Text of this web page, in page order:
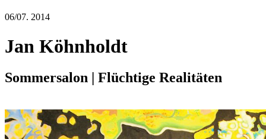
06/07. 2014
Jan Köhnholdt
Sommersalon | Flüchtige Realitäten